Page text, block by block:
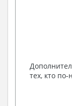
тех, кто